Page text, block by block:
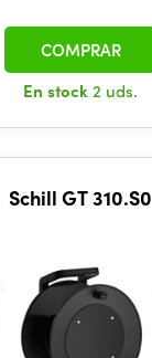
En stock2 uds.
COMPRAR
Schill GT 310.S0